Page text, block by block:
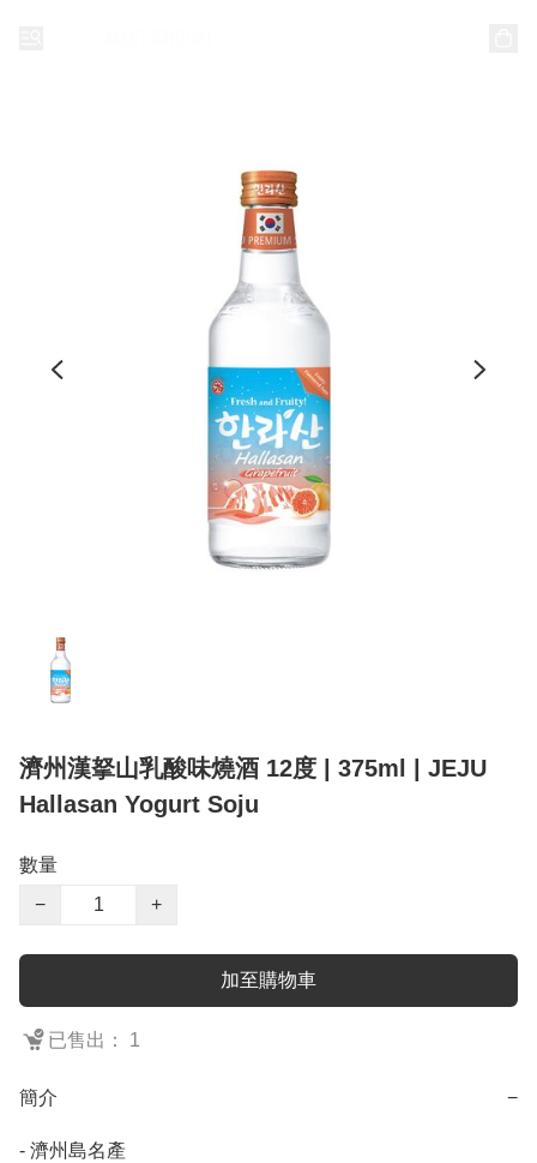
濟州漢拏山乳酸味燒酒 12度 | 375ml | JEJU
Hallasan Yogurt Soju
數量
−
+
加至購物車
已售出： 1
簡介 −
- 濟州島名產